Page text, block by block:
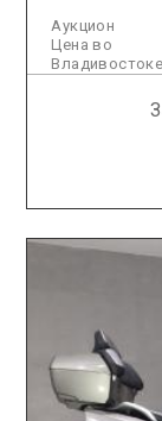
Аукцион
Цена во
Владивостоке